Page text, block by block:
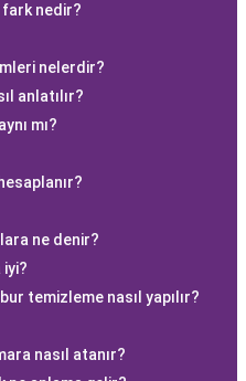
fark nedir?
nelerdir?
anlatılır?
mı?
ne denir?
temizleme nasıl yapılır?
nasıl atanır?